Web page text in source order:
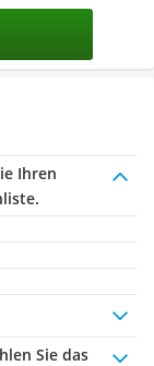
Ihren
Sie das